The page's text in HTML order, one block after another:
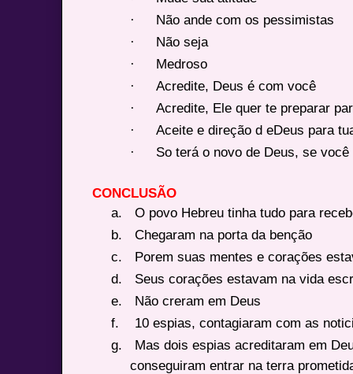
·
Não ande com os pessimistas
·
Não seja
·
Medroso
·
Acredite, Deus é com você
·
Acredite, Ele quer te preparar
·
Aceite e direção d eDeus para
·
So terá o novo de Deus, se
CONCLUSÃO
a.
O povo Hebreu tinha tudo para
b.
Chegaram na porta da benção
c.
Porem suas mentes e corações
d.
Seus corações estavam na vida
e.
Não creram em Deus
f.
10 espias, contagiaram com as
g.
Mas dois espias acreditaram em
conseguiram entrar na terra